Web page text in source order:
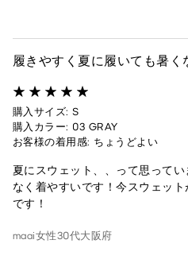
履きやすく夏に履いても暑く
購入サイズ: S
購入カラー: 03 GRAY
お客様の着用感: ちょうどよい
夏にスウェット、、って思って
なく着やすいです！今スウェッ
です！
maai女性30代大阪府